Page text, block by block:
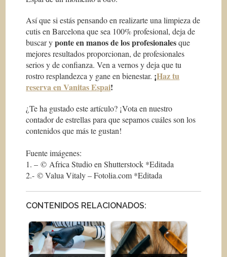
Así que si estás pensando en realizarte una limpieza de
cutis en Barcelona que sea 100% profesional, deja de
buscar yponte en manos de los profesionalesque
mejores resultados proporcionan, de profesionales
serios y de confianza. Ven a vernos y deja que tu
rostro resplandezca y gane en bienestar. ¡Haz tu
reserva en Vanitas Espai!
¿Te ha gustado este artículo? ¡Vota en nuestro
contador de estrellas para que sepamos cuáles son los
contenidos que más te gustan!
Fuente imágenes:
1. – © Africa Studio en Shutterstock *Editada
2.- © Valua Vitaly – Fotolia.com *Editada
CONTENIDOS RELACIONADOS: